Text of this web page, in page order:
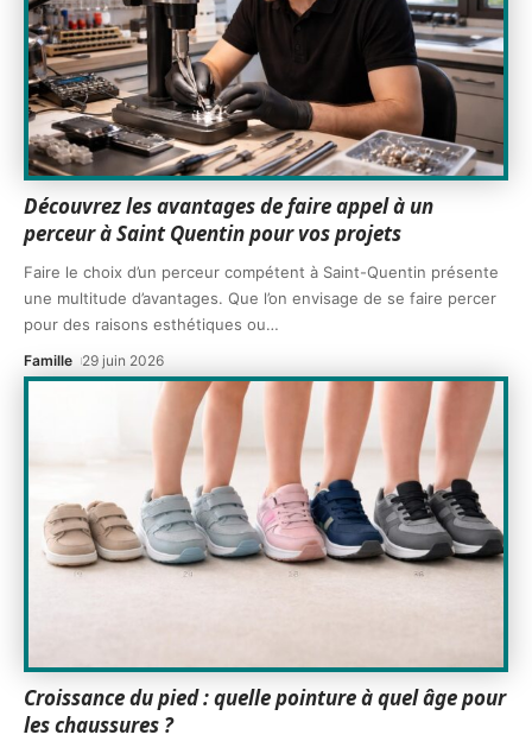
Découvrez les avantages de faire appel à un
perceur à Saint Quentin pour vos projets
Faire le choix d’un perceur compétent à Saint-Quentin présente
une multitude d’avantages. Que l’on envisage de se faire percer
pour des raisons esthétiques ou…
Famille 29 juin 2026
Croissance du pied : quelle pointure à quel âge pour
les chaussures ?